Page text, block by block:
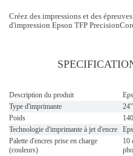
Créez des impressions et des
d'impression Epson TFP
Description du produit
Type d'imprimante
Poids
Technologie d'imprimante à jet d'encre
Palette d'encres prise en charge
(couleurs)
10